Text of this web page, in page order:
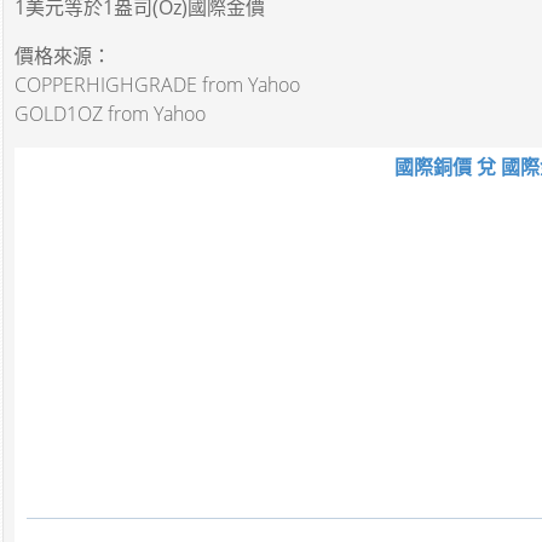
1美元等於1盎司(Oz)國際金價
價格來源：
COPPERHIGHGRADE from Yahoo
GOLD1OZ from Yahoo
國際銅價 兌 國